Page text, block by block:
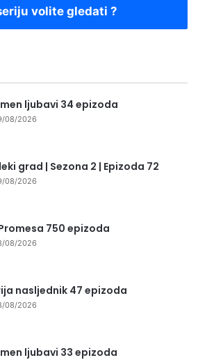
volite gledati ?
ljubavi 34 epizoda
08/2026
grad | Sezona 2 | Epizoda 72
08/2026
750 epizoda
08/2026
nasljednik 47 epizoda
08/2026
ljubavi 33 epizoda